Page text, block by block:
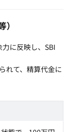
に反映し、SBI
れて、精算代金に